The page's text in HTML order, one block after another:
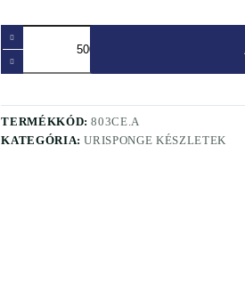
Transzport
-
UriSponge™,
csavaros
(16
x
100mm),
TERMÉKKÓD:803CE.A
KATEGÓRIA:URISPONGE KÉSZLETEK